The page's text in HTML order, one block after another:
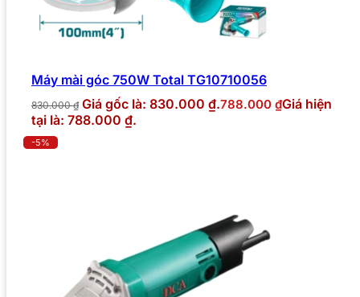
Máy mài góc 750W Total TG10710056
830.000₫ Giá gốc là: 830.000 ₫.788.000 ₫Giá hiện
tại là: 788.000 ₫.
-5%